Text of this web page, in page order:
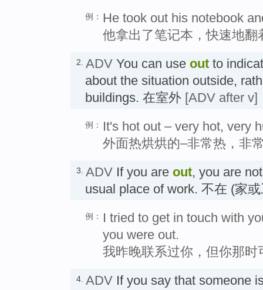
例： He took out his notebook
他拿出了笔记本，快速地翻
2. ADV You can use out to
about the situation outside,
buildings. 在室外 [ADV after v]
例：
It's hot out – very hot, very
外面热烘烘的–非常热，非
3. ADV If you are out, you are
usual place of work. 不在 (家
例：
I tried to get in touch with
you were out.
我昨晚联系过你，但你那时
4. ADV If you say that someone